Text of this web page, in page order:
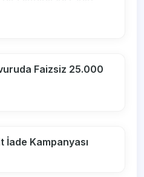
Faizsiz 25.000
Kampanyası